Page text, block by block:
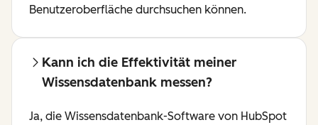
Benutzeroberfläche durchsuchen können.
Kann ich die Effektivität meiner
Wissensdatenbank messen?
Ja, die Wissensdatenbank-Software von HubSpot